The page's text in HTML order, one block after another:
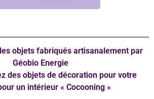
objets fabriqués artisanalement par
Géobio Energie
des objets de décoration pour votre
un intérieur « Cocooning »